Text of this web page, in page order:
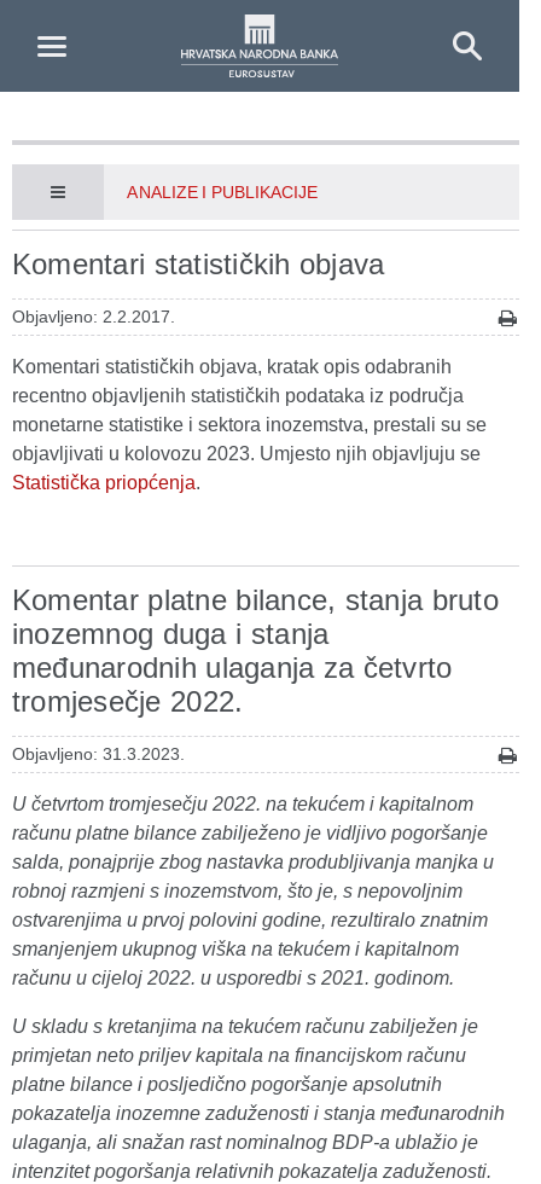
ANALIZE I PUBLIKACIJE
Komentari statističkih objava
Objavljeno: 2.2.2017.
Komentari statističkih objava, kratak opis odabranih
recentno objavljenih statističkih podataka iz područja
monetarne statistike i sektora inozemstva, prestali su se
objavljivati u kolovozu 2023. Umjesto njih objavljuju se
Statistička priopćenja.
Komentar platne bilance, stanja bruto
inozemnog duga i stanja
međunarodnih ulaganja za četvrto
tromjesečje 2022.
Objavljeno: 31.3.2023.
U četvrtom tromjesečju 2022. na tekućem i kapitalnom
računu platne bilance zabilježeno je vidljivo pogoršanje
salda, ponajprije zbog nastavka produbljivanja manjka u
robnoj razmjeni s inozemstvom, što je, s nepovoljnim
ostvarenjima u prvoj polovini godine, rezultiralo znatnim
smanjenjem ukupnog viška na tekućem i kapitalnom
računu u cijeloj 2022. u usporedbi s 2021. godinom.
U skladu s kretanjima na tekućem računu zabilježen je
primjetan neto priljev kapitala na financijskom računu
platne bilance i posljedično pogoršanje apsolutnih
pokazatelja inozemne zaduženosti i stanja međunarodnih
ulaganja, ali snažan rast nominalnog BDP-a ublažio je
intenzitet pogoršanja relativnih pokazatelja zaduženosti.